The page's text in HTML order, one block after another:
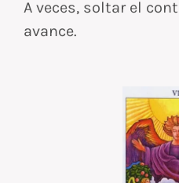
A veces, soltar el
avance.